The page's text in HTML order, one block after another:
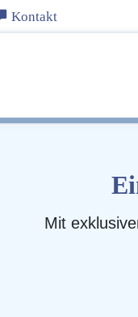
Kontakt
Mit